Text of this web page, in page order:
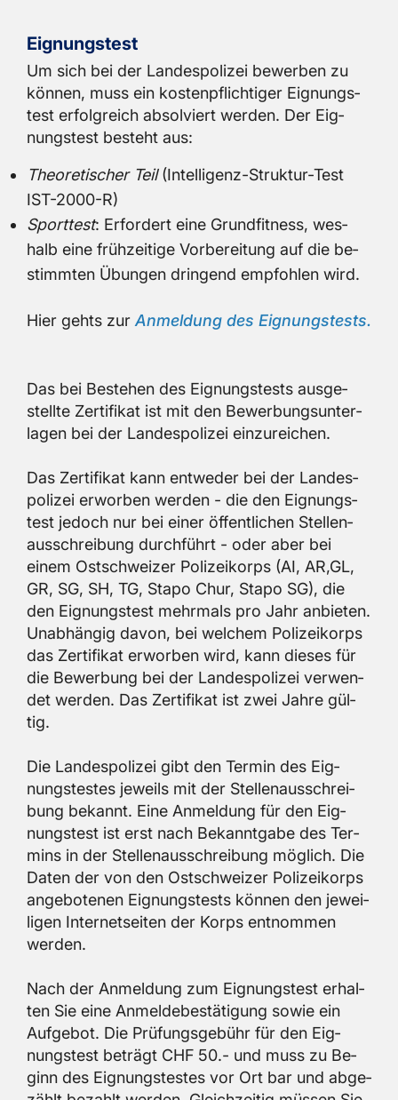
Eig­nungs­test
Um sich bei der Lan­des­po­li­zei be­wer­ben zu
kön­nen, muss ein kos­ten­pflich­ti­ger Eig­nungs­
test er­folg­reich ab­sol­viert wer­den. Der Eig­
nungs­test be­steht aus:
Theo­re­ti­scher Teil(In­tel­li­genz-Struk­tur-Test
IST-2000-R)
Sport­test: Er­for­dert eine Grund­fit­ness, wes­
halb eine früh­zei­ti­ge Vor­be­rei­tung auf die be­
stimm­ten Übun­gen drin­gend emp­foh­len wird.
Hier gehts zur An­mel­dung des Eig­nungs­tests.
Das bei Be­ste­hen des Eig­nungs­tests aus­ge­
stell­te Zer­ti­fi­kat ist mit den Be­wer­bungs­un­ter­
la­gen bei der Lan­des­po­li­zei ein­zu­rei­chen.
Das Zer­ti­fi­kat kann ent­we­der bei der Lan­des­
po­li­zei er­wor­ben wer­den - die den Eig­nungs­
test je­doch nur bei einer öf­fent­li­chen Stel­len­
aus­schrei­bung durch­führt - oder aber bei
einem Ost­schwei­zer Po­li­zei­korps (AI, AR,GL,
GR, SG, SH, TG, Stapo Chur, Stapo SG), die
den Eig­nungs­test mehr­mals pro Jahr an­bie­ten.
Un­ab­hän­gig davon, bei wel­chem Po­li­zei­korps
das Zer­ti­fi­kat er­wor­ben wird, kann die­ses für
die Be­wer­bung bei der Lan­des­po­li­zei ver­wen­
det wer­den. Das Zer­ti­fi­kat ist zwei Jahre gül­
tig.
Die Lan­des­po­li­zei gibt den Ter­min des Eig­
nungs­tes­tes je­weils mit der Stel­len­aus­schrei­
bung be­kannt. Eine An­mel­dung für den Eig­
nungs­test ist erst nach Be­kannt­ga­be des Ter­
mins in der Stel­len­aus­schrei­bung mög­lich. Die
Daten der von den Ost­schwei­zer Po­li­zei­korps
an­ge­bo­te­nen Eig­nungs­tests kön­nen den je­wei­
li­gen In­ter­net­sei­ten der Korps ent­nom­men
wer­den.
Nach der An­mel­dung zum Eig­nungs­test er­hal­
ten Sie eine An­mel­de­be­stä­ti­gung sowie ein
Auf­ge­bot. Die Prü­fungs­ge­bühr für den Eig­
nungs­test be­trägt CHF 50.- und muss zu Be­
ginn des Eig­nungs­tes­tes vor Ort bar und ab­ge­